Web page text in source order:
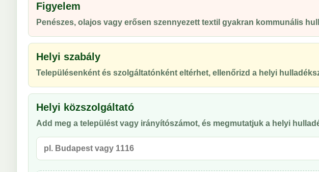
Figyelem
Penészes, olajos vagy erősen szennyezett textil gyakran kommunális
Helyi szabály
Településenként és szolgáltatónként eltérhet, ellenőrizd a helyi
Helyi közszolgáltató
Add meg a települést vagy irányítószámot, és megmutatjuk a helyi